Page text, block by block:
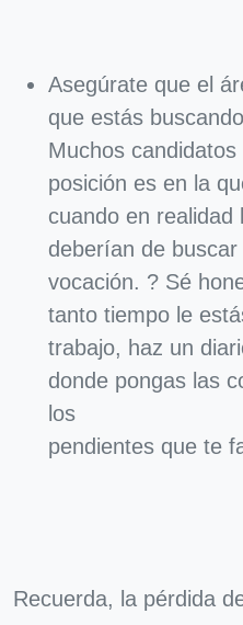
Asegúrate que el
que estás
Muchos
posición es en la
cuando en realidad
deberían de
vocación. ? Sé
tanto tiempo le
trabajo, haz un
donde pongas las
los
pendientes que te
Recuerda, la pérdida